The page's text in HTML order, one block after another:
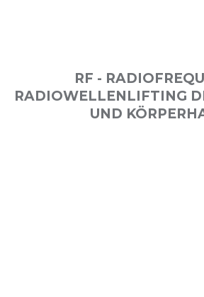
RF -
RADIOWELLENLIFTING
UND